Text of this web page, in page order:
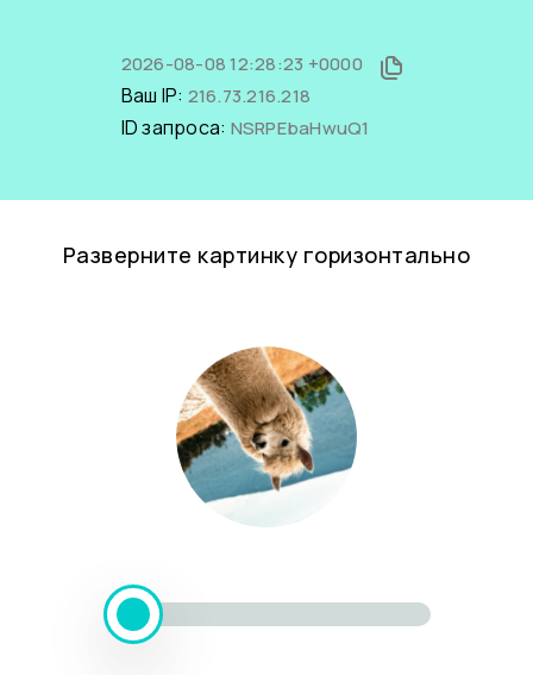
2026-08-08 12:28:23 +0000
Ваш IP: 216.73.216.218
ID запроса: NSRPEbaHwuQ1
Разверните картинку горизонтально